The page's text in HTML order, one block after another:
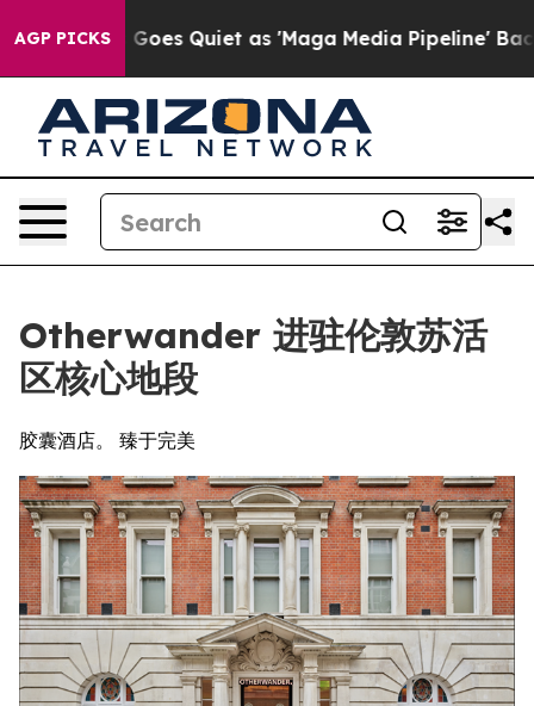
AGP PICKS
Goes Quiet as 'Maga Media Pipeline' Backfires
Otherwander 进驻伦敦苏活
区核心地段
胶囊酒店。 臻于完美